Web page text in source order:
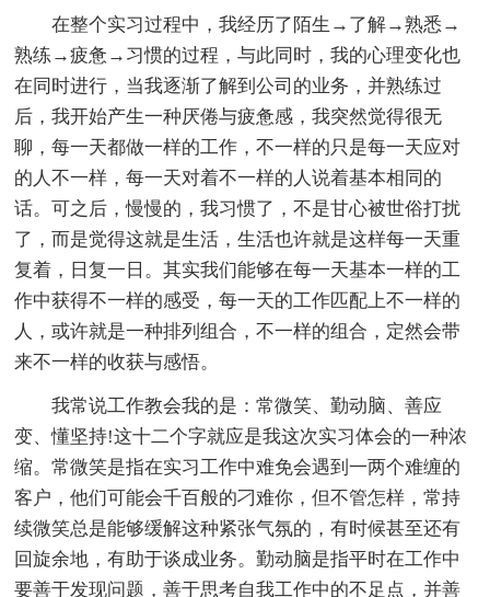
在整个实习过程中，我经历了陌生→了解→熟悉→
熟练→疲惫→习惯的过程，与此同时，我的心理变化也
在同时进行，当我逐渐了解到公司的业务，并熟练过
后，我开始产生一种厌倦与疲惫感，我突然觉得很无
聊，每一天都做一样的工作，不一样的只是每一天应对
的人不一样，每一天对着不一样的人说着基本相同的
话。可之后，慢慢的，我习惯了，不是甘心被世俗打扰
了，而是觉得这就是生活，生活也许就是这样每一天重
复着，日复一日。其实我们能够在每一天基本一样的工
作中获得不一样的感受，每一天的工作匹配上不一样的
人，或许就是一种排列组合，不一样的组合，定然会带
来不一样的收获与感悟。
我常说工作教会我的是：常微笑、勤动脑、善应
变、懂坚持!这十二个字就应是我这次实习体会的一种浓
缩。常微笑是指在实习工作中难免会遇到一两个难缠的
客户，他们可能会千百般的刁难你，但不管怎样，常持
续微笑总是能够缓解这种紧张气氛的，有时候甚至还有
回旋余地，有助于谈成业务。勤动脑是指平时在工作中
要善于发现问题，善于思考自我工作中的不足点，并善